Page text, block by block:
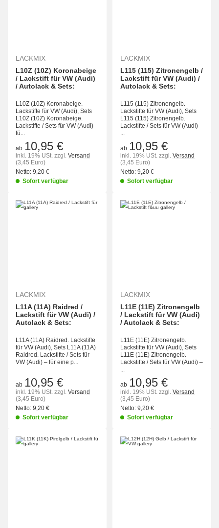
LACKMIX
L10Z (10Z) Koronabeige
/ Lackstift für VW (Audi)
/ Autolack & Sets:
L10Z (10Z) Koronabeige.
Lackstifte für VW (Audi), Sets
L10Z (10Z) Koronabeige.
Lackstifte / Sets für VW (Audi) –
fü...
ab 10,95 €
inkl. 19% USt. zzgl. Versand
(3,45 Euro)
Netto: 9,20 €
Sofort verfügbar
LACKMIX
L115 (115) Zitronengelb /
Lackstift für VW (Audi) /
Autolack & Sets:
L115 (115) Zitronengelb.
Lackstifte für VW (Audi), Sets
L115 (115) Zitronengelb.
Lackstifte / Sets für VW (Audi) –
...
ab 10,95 €
inkl. 19% USt. zzgl. Versand
(3,45 Euro)
Netto: 9,20 €
Sofort verfügbar
LACKMIX
L11A (11A) Raidred /
Lackstift für VW (Audi) /
Autolack & Sets:
L11A (11A) Raidred. Lackstifte
für VW (Audi), Sets L11A (11A)
Raidred. Lackstifte / Sets für
VW (Audi) – für eine p...
ab 10,95 €
inkl. 19% USt. zzgl. Versand
(3,45 Euro)
Netto: 9,20 €
Sofort verfügbar
LACKMIX
L11E (11E) Zitronengelb
/ Lackstift für VW (Audi)
/ Autolack & Sets:
L11E (11E) Zitronengelb.
Lackstifte für VW (Audi), Sets
L11E (11E) Zitronengelb.
Lackstifte / Sets für VW (Audi) –
...
ab 10,95 €
inkl. 19% USt. zzgl. Versand
(3,45 Euro)
Netto: 9,20 €
Sofort verfügbar